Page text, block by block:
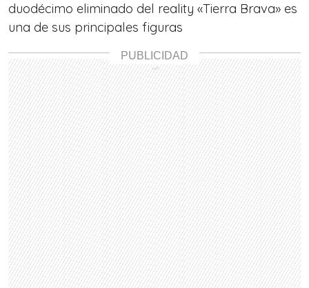
duodécimo eliminado del reality «Tierra Brava» es
una de sus principales figuras